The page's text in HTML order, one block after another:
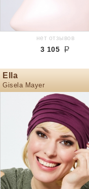
нет отзывов
3 105
Ella
Gisela Mayer